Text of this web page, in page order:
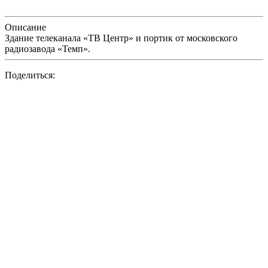
Описание
Здание телеканала «ТВ Центр» и портик от московского
радиозавода «Темп».
Поделиться: